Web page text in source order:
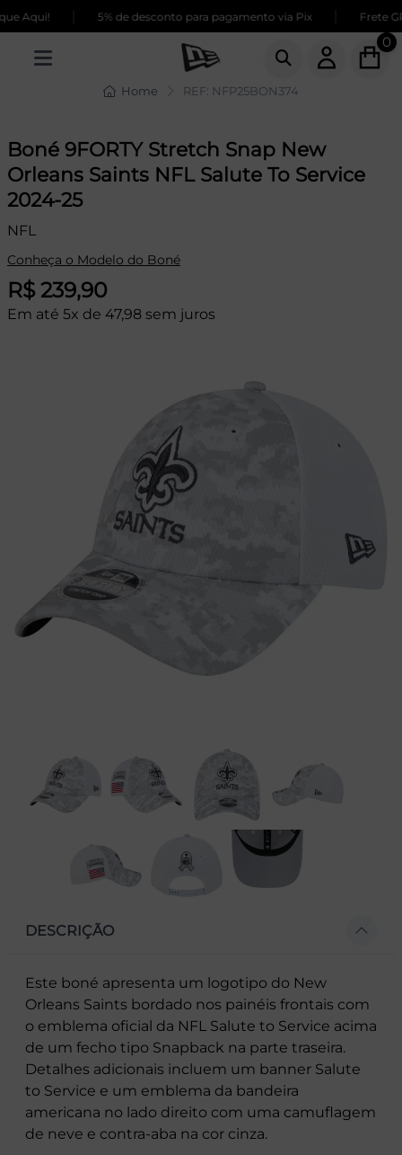
Aqui! 5% de desconto para pagamento via Pix Frete
0
Home REF: NFP25BON374
Boné 9FORTY Stretch Snap New
Orleans Saints NFL Salute To Service
2024-25
NFL
Conheça o Modelo do Boné
R$ 239,90
Em até 5x de 47,98 sem juros
DESCRIÇÃO
Este boné apresenta um logotipo do New
Orleans Saints bordado nos painéis frontais com
o emblema oficial da NFL Salute to Service acima
de um fecho tipo Snapback na parte traseira.
Detalhes adicionais incluem um banner Salute
to Service e um emblema da bandeira
americana no lado direito com uma camuflagem
de neve e contra-aba na cor cinza.